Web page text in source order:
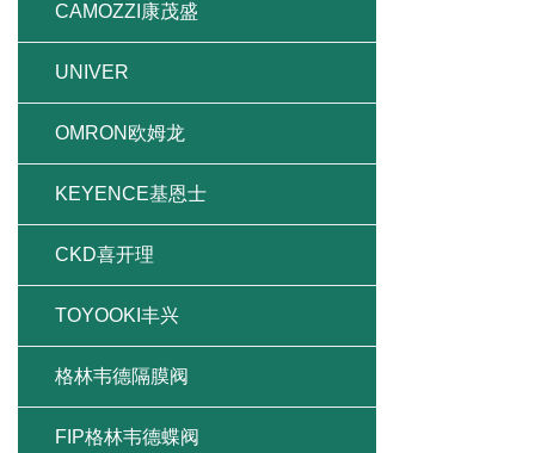
CAMOZZI康茂盛
UNIVER
OMRON欧姆龙
KEYENCE基恩士
CKD喜开理
TOYOOKI丰兴
格林韦德隔膜阀
FIP格林韦德蝶阀